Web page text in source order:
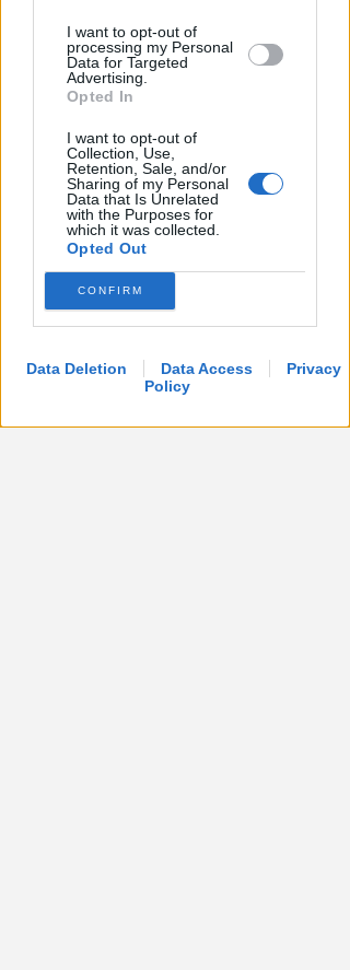
I want to opt-out of
processing my Personal
Data for Targeted
Advertising.
Opted In
I want to opt-out of
Collection, Use,
Retention, Sale, and/or
Sharing of my Personal
Data that Is Unrelated
with the Purposes for
which it was collected.
Opted Out
CONFIRM
Data Deletion Data Access
Privacy
Policy